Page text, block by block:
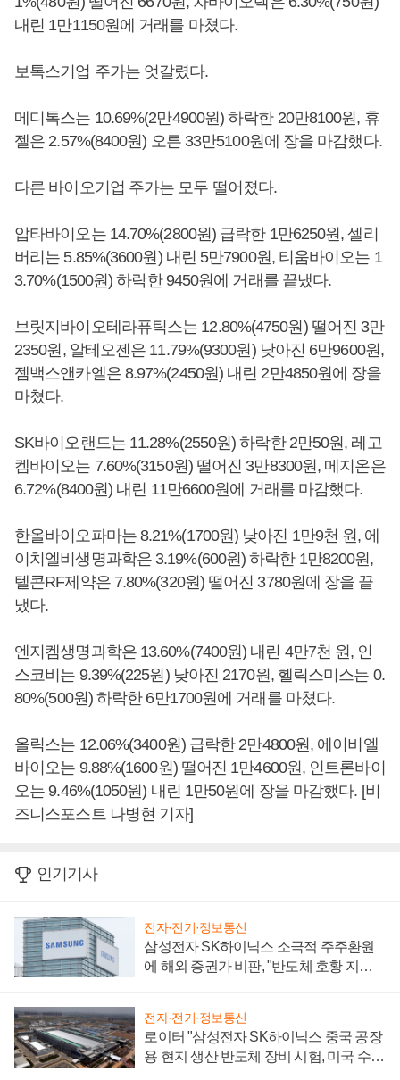
내린 1만1150원에 거래를 마쳤다.
보톡스기업 주가는 엇갈렸다.
메디톡스는 10.69%(2만4900원) 하락한 20만8100원, 휴
젤은 2.57%(8400원) 오른 33만5100원에 장을 마감했다.
다른 바이오기업 주가는 모두 떨어졌다.
압타바이오는 14.70%(2800원) 급락한 1만6250원, 셀리
버리는 5.85%(3600원) 내린 5만7900원, 티움바이오는 1
3.70%(1500원) 하락한 9450원에 거래를 끝냈다.
브릿지바이오테라퓨틱스는 12.80%(4750원) 떨어진 3만
2350원, 알테오젠은 11.79%(9300원) 낮아진 6만9600원,
젬백스앤카엘은 8.97%(2450원) 내린 2만4850원에 장을
마쳤다.
SK바이오랜드는 11.28%(2550원) 하락한 2만50원, 레고
켐바이오는 7.60%(3150원) 떨어진 3만8300원, 메지온은
6.72%(8400원) 내린 11만6600원에 거래를 마감했다.
한올바이오파마는 8.21%(1700원) 낮아진 1만9천 원, 에
이치엘비생명과학은 3.19%(600원) 하락한 1만8200원,
텔콘RF제약은 7.80%(320원) 떨어진 3780원에 장을 끝
냈다.
엔지켐생명과학은 13.60%(7400원) 내린 4만7천 원, 인
스코비는 9.39%(225원) 낮아진 2170원, 헬릭스미스는 0.
80%(500원) 하락한 6만1700원에 거래를 마쳤다.
올릭스는 12.06%(3400원) 급락한 2만4800원, 에이비엘
바이오는 9.88%(1600원) 떨어진 1만4600원, 인트론바이
오는 9.46%(1050원) 내린 1만50원에 장을 마감했다. [비
즈니스포스트 나병현 기자]
인기기사
전자·전기·정보통신
삼성전자 SK하이닉스 소극적 주주환원
에 해외 증권가 비판, "반도체 호황 지속
전자·전기·정보통신
로이터 "삼성전자 SK하이닉스 중국 공장
용 현지 생산 반도체 장비 시험, 미국 수출